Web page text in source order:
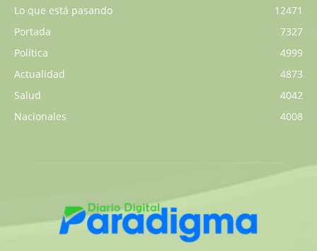
Lo que está pasando
12471
Portada
7327
Política
4999
Actualidad
4873
Salud
4042
Nacionales
4008